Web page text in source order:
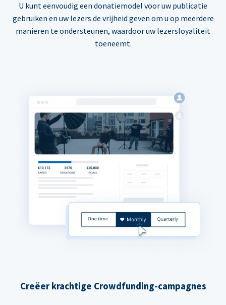
U kunt eenvoudig een donatiemodel voor uw publicatie
gebruiken en uw lezers de vrijheid geven om u op meerdere
manieren te ondersteunen, waardoor uw lezersloyaliteit
toeneemt.
Creëer krachtige Crowdfunding-campagnes